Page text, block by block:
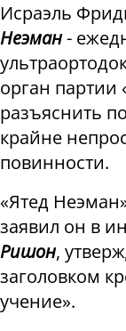
Исраэль
Неэман-
орган партии
разъяснить
крайне
повинности.
«Ятед
заявил он в
Ришон,
заголовком
учение».